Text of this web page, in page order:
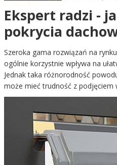
Ekspert radzi -
pokrycia
Szeroka gama rozwiązań na
ogólnie korzystnie wpływa na
Jednak taka różnorodność
może mieć trudność z podjęciem